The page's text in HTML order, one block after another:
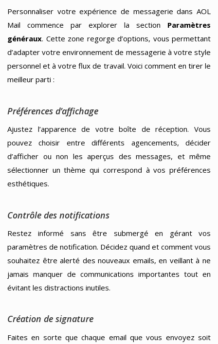
Personnaliser votre expérience de messagerie dans AOL
Mail commence par explorer la section Paramètres
généraux. Cette zone regorge d’options, vous permettant
d’adapter votre environnement de messagerie à votre style
personnel et à votre flux de travail. Voici comment en tirer le
meilleur parti :
Préférences d’affichage
Ajustez l’apparence de votre boîte de réception. Vous
pouvez choisir entre différents agencements, décider
d’afficher ou non les aperçus des messages, et même
sélectionner un thème qui correspond à vos préférences
esthétiques.
Contrôle des notifications
Restez informé sans être submergé en gérant vos
paramètres de notification. Décidez quand et comment vous
souhaitez être alerté des nouveaux emails, en veillant à ne
jamais manquer de communications importantes tout en
évitant les distractions inutiles.
Création de signature
Faites en sorte que chaque email que vous envoyez soit